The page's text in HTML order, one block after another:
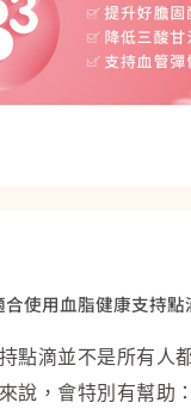
合使用血脂健康支持點
點滴並不是所有人
說，會特別有幫助：